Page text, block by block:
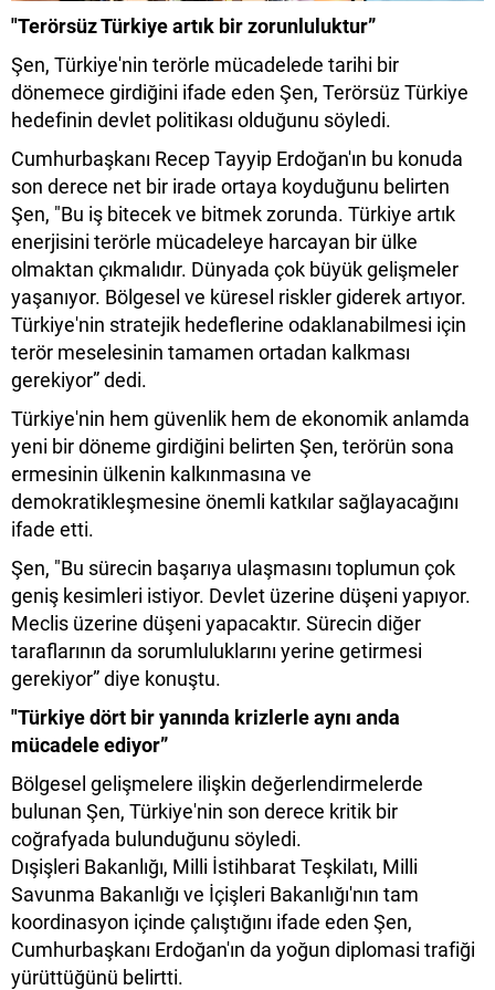
"Terörsüz Türkiye artık bir zorunluluktur”
Şen, Türkiye'nin terörle mücadelede tarihi bir
dönemece girdiğini ifade eden Şen, Terörsüz Türkiye
hedefinin devlet politikası olduğunu söyledi.
Cumhurbaşkanı Recep Tayyip Erdoğan'ın bu konuda
son derece net bir irade ortaya koyduğunu belirten
Şen, "Bu iş bitecek ve bitmek zorunda. Türkiye artık
enerjisini terörle mücadeleye harcayan bir ülke
olmaktan çıkmalıdır. Dünyada çok büyük gelişmeler
yaşanıyor. Bölgesel ve küresel riskler giderek artıyor.
Türkiye'nin stratejik hedeflerine odaklanabilmesi için
terör meselesinin tamamen ortadan kalkması
gerekiyor” dedi.
Türkiye'nin hem güvenlik hem de ekonomik anlamda
yeni bir döneme girdiğini belirten Şen, terörün sona
ermesinin ülkenin kalkınmasına ve
demokratikleşmesine önemli katkılar sağlayacağını
ifade etti.
Şen, "Bu sürecin başarıya ulaşmasını toplumun çok
geniş kesimleri istiyor. Devlet üzerine düşeni yapıyor.
Meclis üzerine düşeni yapacaktır. Sürecin diğer
taraflarının da sorumluluklarını yerine getirmesi
gerekiyor” diye konuştu.
"Türkiye dört bir yanında krizlerle aynı anda
mücadele ediyor”
Bölgesel gelişmelere ilişkin değerlendirmelerde
bulunan Şen, Türkiye'nin son derece kritik bir
coğrafyada bulunduğunu söyledi.
Dışişleri Bakanlığı, Milli İstihbarat Teşkilatı, Milli
Savunma Bakanlığı ve İçişleri Bakanlığı'nın tam
koordinasyon içinde çalıştığını ifade eden Şen,
Cumhurbaşkanı Erdoğan'ın da yoğun diplomasi trafiği
yürüttüğünü belirtti.